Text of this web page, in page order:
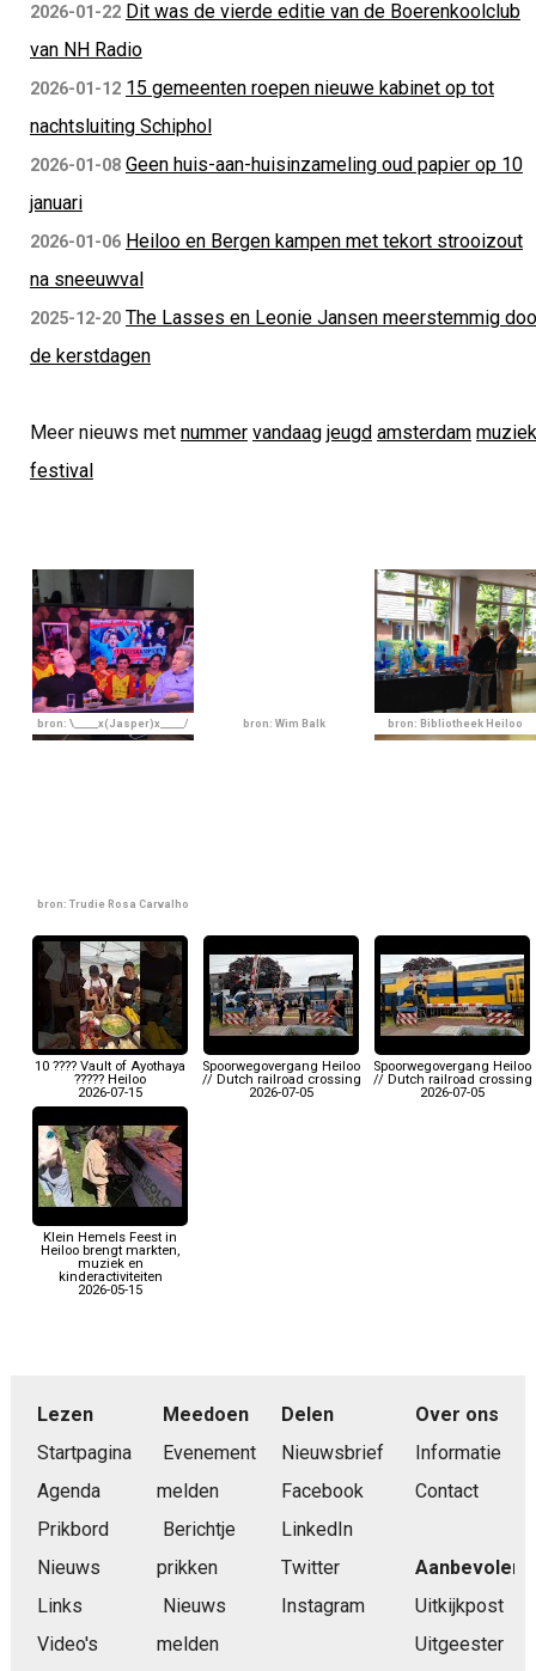
2026-01-22 Dit was de vierde editie van de Boerenkoolclub
van NH Radio
2026-01-12 15 gemeenten roepen nieuwe kabinet op tot
nachtsluiting Schiphol
2026-01-08 Geen huis-aan-huisinzameling oud papier op 10
januari
2026-01-06 Heiloo en Bergen kampen met tekort strooizout
na sneeuwval
2025-12-20 The Lasses en Leonie Jansen meerstemmig
de kerstdagen
Meer nieuws met nummer vandaag jeugd amsterdam muziek
festival
bron: \_____x(Jasper)x_____/ bron: Wim Balk bron: Bibliotheek Heiloo
bron: Trudie Rosa Carvalho
10 ???? Vault of Ayothaya
????? Heiloo
2026-07-15
Spoorwegovergang Heiloo
// Dutch railroad crossing
2026-07-05
Spoorwegovergang Heiloo
// Dutch railroad crossing
2026-07-05
Klein Hemels Feest in
Heiloo brengt markten,
muziek en
kinderactiviteiten
2026-05-15
Lezen
Startpagina
Agenda
Prikbord
Nieuws
Links
Video's
Meedoen
Evenement
melden
Berichtje
prikken
Nieuws
melden
Delen
Nieuwsbrief
Facebook
LinkedIn
Twitter
Instagram
Over ons
Informatie
Contact
Aanbevolen
Uitkijkpost
Uitgeester